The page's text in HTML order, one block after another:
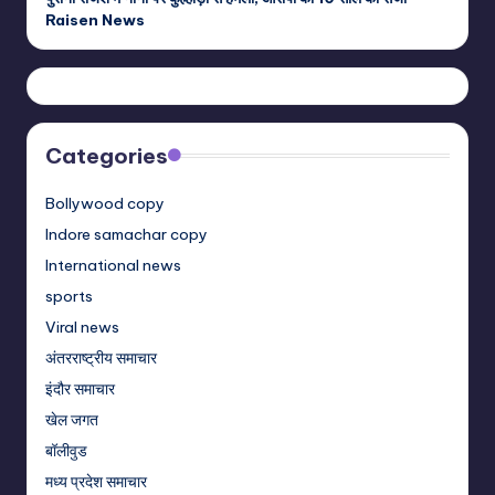
Raisen News
Categories
Bollywood copy
Indore samachar copy
International news
sports
Viral news
अंतरराष्ट्रीय समाचार
इंदौर समाचार
खेल जगत
बॉलीवुड
मध्य प्रदेश समाचार